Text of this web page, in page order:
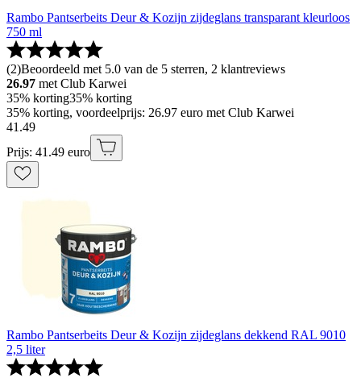
Rambo Pantserbeits Deur & Kozijn zijdeglans transparant kleurloos
750 ml
(2)Beoordeeld met 5.0 van de 5 sterren, 2 klantreviews
26.97 met Club Karwei
35% korting35% korting
35% korting, voordeelprijs: 26.97 euro met Club Karwei
41 .49
Prijs: 41.49 euro
Rambo Pantserbeits Deur & Kozijn zijdeglans dekkend RAL 9010
2,5 liter